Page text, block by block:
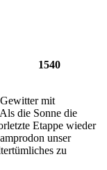
1540
mit
die Sonne die
Etappe wieder
unser
zu